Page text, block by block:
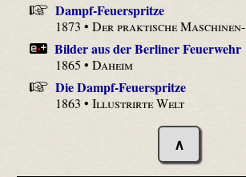
Dampf-Feuerspritze
1873 •Der praktische
Bilder aus der Berliner Feuerwehr
1865 •Daheim
Die Dampf-Feuerspritze
1863 •Illustrirte Welt
∧